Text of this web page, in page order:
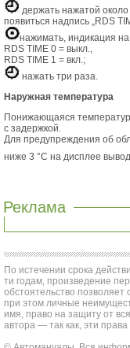
держать нажатой около
появиться надпись „RDS
нажимать, индикация
RDS TIME 0 = выкл.,
RDS TIME 1 = вкл.;
нажать три раза.
Наружная температура
Понижающаяся
с задержкой.
Для предупреждения об
ниже 3 °С на дисплее
Реклама
По истечении срока
ти годам, произведение
обстоятельство
при этом личные
имя, право на защиту от
автора — так как, эти